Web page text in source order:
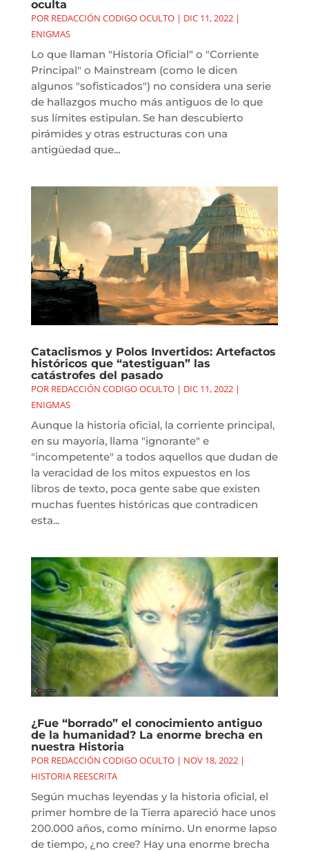
oculta
POR REDACCIÓN CODIGO OCULTO| DIC 11, 2022|
ENIGMAS
Lo que llaman "Historia Oficial" o "Corriente
Principal" o Mainstream (como le dicen
algunos "sofisticados") no considera una serie
de hallazgos mucho más antiguos de lo que
sus límites estipulan. Se han descubierto
pirámides y otras estructuras con una
antigüedad que...
Cataclismos y Polos Invertidos: Artefactos
históricos que “atestiguan” las
catástrofes del pasado
POR REDACCIÓN CODIGO OCULTO| DIC 11, 2022|
ENIGMAS
Aunque la historia oficial, la corriente principal,
en su mayoría, llama "ignorante" e
"incompetente" a todos aquellos que dudan de
la veracidad de los mitos expuestos en los
libros de texto, poca gente sabe que existen
muchas fuentes históricas que contradicen
esta...
¿Fue “borrado” el conocimiento antiguo
de la humanidad? La enorme brecha en
nuestra Historia
POR REDACCIÓN CODIGO OCULTO| NOV 18, 2022|
HISTORIA REESCRITA
Según muchas leyendas y la historia oficial, el
primer hombre de la Tierra apareció hace unos
200.000 años, como mínimo. Un enorme lapso
de tiempo, ¿no cree? Hay una enorme brecha